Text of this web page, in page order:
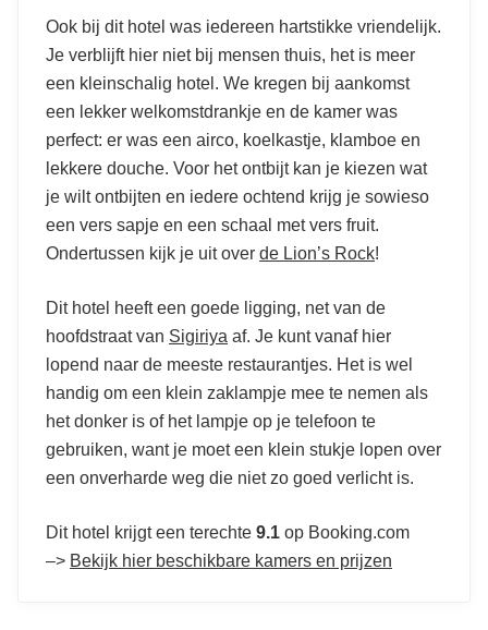
Ook bij dit hotel was iedereen hartstikke vriendelijk.
Je verblijft hier niet bij mensen thuis, het is meer
een kleinschalig hotel. We kregen bij aankomst
een lekker welkomstdrankje en de kamer was
perfect: er was een airco, koelkastje, klamboe en
lekkere douche. Voor het ontbijt kan je kiezen wat
je wilt ontbijten en iedere ochtend krijg je sowieso
een vers sapje en een schaal met vers fruit.
Ondertussen kijk je uit over de Lion’s Rock!
Dit hotel heeft een goede ligging, net van de
hoofdstraat van Sigiriya af. Je kunt vanaf hier
lopend naar de meeste restaurantjes. Het is wel
handig om een klein zaklampje mee te nemen als
het donker is of het lampje op je telefoon te
gebruiken, want je moet een klein stukje lopen over
een onverharde weg die niet zo goed verlicht is.
Dit hotel krijgt een terechte 9.1 op Booking.com
–> Bekijk hier beschikbare kamers en prijzen